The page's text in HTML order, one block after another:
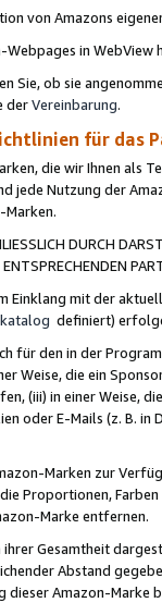
von Amazons
in WebView
Sie, ob sie
derVereinbarung.
für das
die wir Ihnen als
jede Nutzung der
Marken.
DURCH
Einklang mit der
definiert)
für den in der
Weise, die ein
(iii) in einer Weise,
oder E-Mails (z. B. in
Marken zur
Proportionen,
Marke entfernen.
Gesamtheit
Abstand
dieser Amazon-Marke